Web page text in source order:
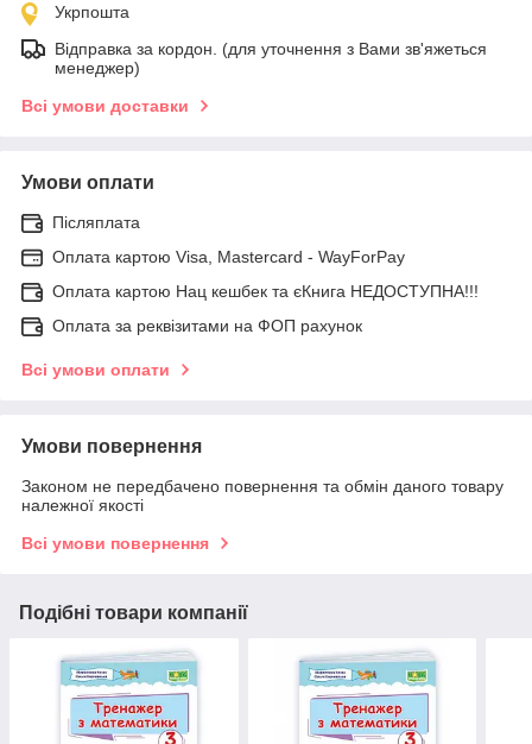
Укрпошта
Відправка за кордон. (для уточнення з Вами зв'яжеться
менеджер)
Всі умови доставки
Умови оплати
Післяплата
Оплата картою Visa, Mastercard - WayForPay
Оплата картою Нац кешбек та єКнига НЕДОСТУПНА!!!
Оплата за реквізитами на ФОП рахунок
Всі умови оплати
Умови повернення
Законом не передбачено повернення та обмін даного товару
належної якості
Всі умови повернення
Подібні товари компанії